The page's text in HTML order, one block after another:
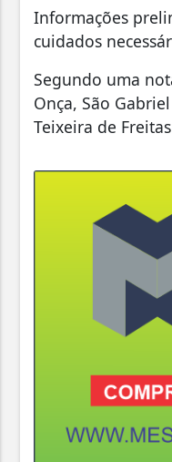
Informações
cuidados
Segundo uma
Onça, São
Teixeira de